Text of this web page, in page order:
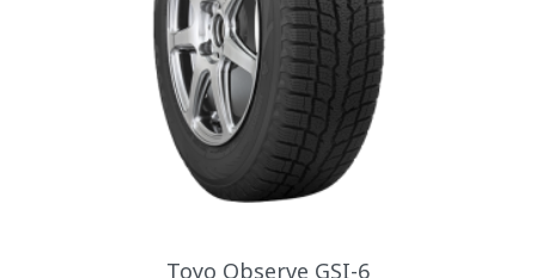
Toyo Observe GSI-6